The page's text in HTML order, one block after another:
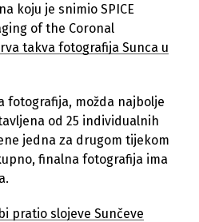
koju je snimio SPICE
of the Coronal
takva fotografija Sunca u
fotografija, možda najbolje
od 25 individualnih
jedna za drugom tijekom
finalna fotografija ima
pratio slojeve Sunčeve